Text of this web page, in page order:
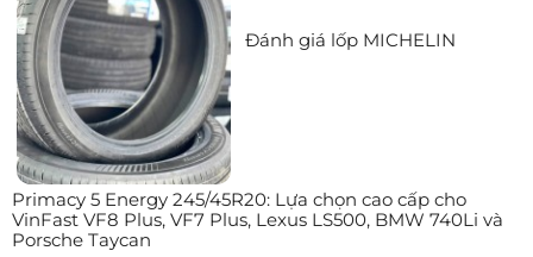
Đánh giá lốp MICHELIN
Primacy 5 Energy 245/45R20: Lựa chọn cao cấp cho
VinFast VF8 Plus, VF7 Plus, Lexus LS500, BMW 740Li và
Porsche Taycan